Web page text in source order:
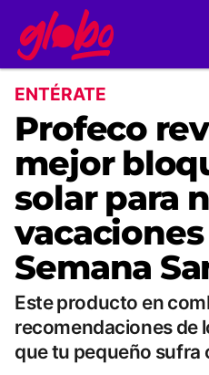
ENTÉRATE
Profeco
mejor
solar para
Semana
Este producto en
recomendaciones de
que tu pequeño sufra